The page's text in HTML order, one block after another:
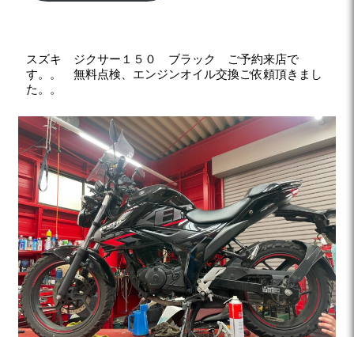
スズキ ジクサー１５０ ブラック ご予約来店で
す。。 無料点検、エンジンオイル交換ご依頼頂きまし
た。。